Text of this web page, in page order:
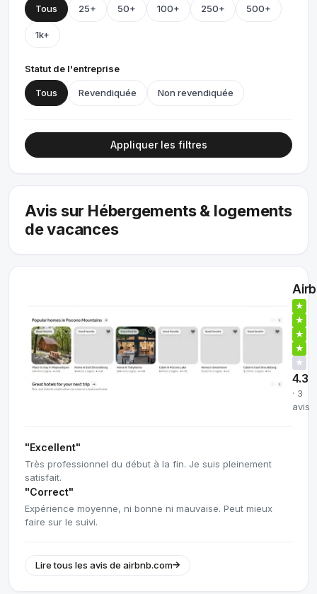
Tous 25+ 50+ 100+ 250+ 500+
1k+
Statut de l'entreprise
Tous Revendiquée Non revendiquée
Appliquer les filtres
Avis sur Hébergements & logements
de vacances
★
★
★
★
★
4.3
· 3
avis
"Excellent"
Très professionnel du début à la fin. Je suis pleinement
satisfait.
"Correct"
Expérience moyenne, ni bonne ni mauvaise. Peut mieux
faire sur le suivi.
Lire tous les avis de airbnb.com